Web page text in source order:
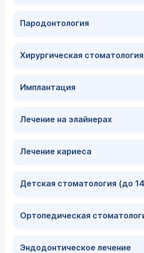
Пародонтология
Хирургическая стоматология
Имплантация
Лечение на элайнерах
Лечение кариеса
Детская стоматология (до
Ортопедическая
Эндодонтическое лечение